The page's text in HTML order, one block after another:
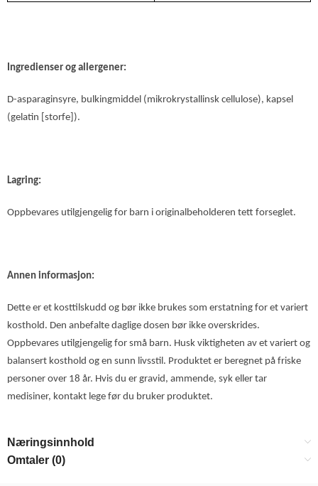
Ingredienser og allergener:
D-asparaginsyre, bulkingmiddel (mikrokrystallinsk cellulose), kapsel
(gelatin [storfe]).
Lagring:
Oppbevares utilgjengelig for barn i originalbeholderen tett forseglet.
Annen informasjon:
Dette er et kosttilskudd og bør ikke brukes som erstatning for et variert
kosthold. Den anbefalte daglige dosen bør ikke overskrides.
Oppbevares utilgjengelig for små barn. Husk viktigheten av et variert og
balansert kosthold og en sunn livsstil. Produktet er beregnet på friske
personer over 18 år. Hvis du er gravid, ammende, syk eller tar
medisiner, kontakt lege før du bruker produktet.
Næringsinnhold
Omtaler (0)